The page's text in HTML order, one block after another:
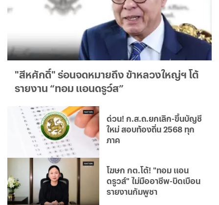
"สีหศักดิ์" ร่อนจดหมายถึง ข้าหลวงใหญ่ฯ โต้
รายงาน “ทอม แอนดรูว์ส”
ด่วน! ก.ส.ถ.ยกเลิก-ขึ้นบัญชี
ใหม่ สอบท้องถิ่น 2568 ทุก
ภาค
โฆษก กต.โต้! "ทอม แอน
ดรูวส์" ไม่มืออาชีพ-บิดเบือน
รายงานกัมพูชา